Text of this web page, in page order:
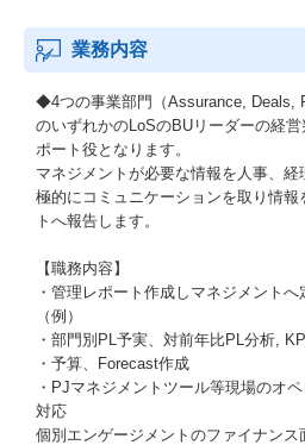
業務内容
◆4つの事業部門（Assurance, Deals,
のいずれかのLoSのBUリーダーの経
ポート役となります。
マネジメントが必要な情報を人事、
極的にコミュニケーションを取り情
トへ報告します。
【職務内容】
・管理レポート作成しマネジメント
（例）
・部門別PL予実、対前年比PL分析,
・予算、Forecast作成
・PJマネジメントツール等現場のオ
対応
個別エンゲージメントのファイナンス